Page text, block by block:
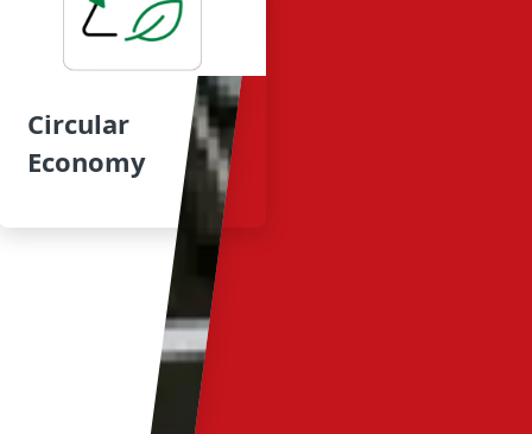
Circular
Economy